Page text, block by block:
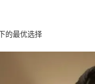
的最优选择